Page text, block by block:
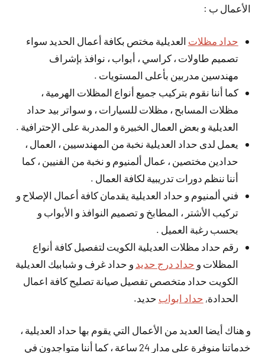
الأعمال ب :
حداد مظلات العديلية مختص بكافة أعمال الحديد سواء
تصميم طاولات ، كراسي ، أبواب ، نوافذ بإشراف
مهندسين مدربين بأعلى المستويات .
كما أننا نقوم بتركيب جميع أنواع المظلات الهرمية ،
مظلات المسابح ، مظلات للسيارات ، و سواتر بيد حداد
العديلية و بعض العمال الخبيرة و المدربة على الإحترافية .
يعمل لدى حداد العديلية نخبة من المهندسيين ، العمال ،
حدادين مختصين ، عمال ألمنيوم و نخبة من الفنيين ، كما
أننا ننظم دورات تدريبية لكافة العمال .
فني ألمنيوم و حداد العديلية يقدمان كافة أعمال الإصلاح و
تركيب الأشتر ، المطابخ و تصميم النوافذ و الأبواب و
بحسب رغبة العميل .
رقم حداد مظلات العديلية الكويت لتفصيل كافة أنواع
المظلات و حداد درج حديد و حداد غرف و شبابيك العديلية
الكويت حداد متخصص تفصيل صيانة تصليح كافة اعمال
الحدادة, حداد ابواب حديد.
و هناك أيضا العديد من الأعمال التي يقوم بها حداد العديلية ،
خدماتنا منوفرة على مدار 24 ساعة ، كما أننا متواجدون في